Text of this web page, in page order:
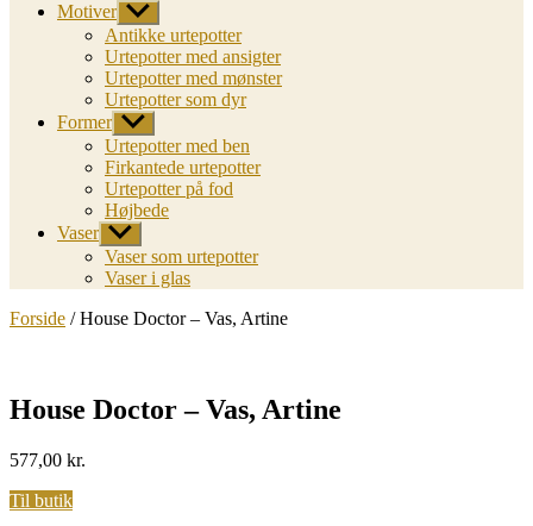
Motiver Vis
undermenu
Antikke urtepotter
Urtepotter med ansigter
Urtepotter med mønster
Urtepotter som dyr
Former Vis
undermenu
Urtepotter med ben
Firkantede urtepotter
Urtepotter på fod
Højbede
Vaser Vis
undermenu
Vaser som urtepotter
Vaser i glas
Forside / House Doctor – Vas, Artine
House Doctor – Vas, Artine
577,00 kr.
Til butik